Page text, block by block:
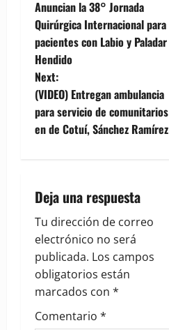
o
s
t
n
a
i
g
a
t
i
Anuncian la 38° Jornada
Quirúrgica Internacional para
pacientes con Labio y Paladar
Hendido
Next:
(VIDEO) Entregan ambulancia
para servicio de comunitarios
en de Cotuí, Sánchez Ramírez
Deja una respuesta
Tu dirección de correo
electrónico no será
publicada. Los campos
obligatorios están
marcados con *
Comentario *